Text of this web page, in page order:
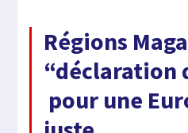
Régions
“déclaration
pour une